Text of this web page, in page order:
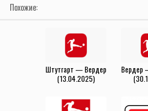
Похожие:
Штутгарт — Вердер
(13.04.2025)
Вердер